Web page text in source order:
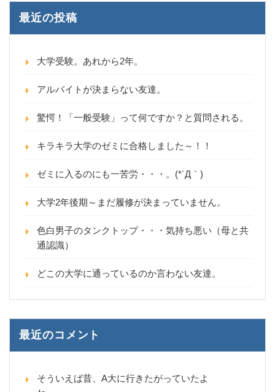
最近の投稿
大学受験。あれから2年。
アルバイトが決まらない友達。
驚愕！「一般受験」って何ですか？と質問される。
キラキラ大学のゼミに合格しました～！！
ゼミに入るのにも一苦労・・・。(*´Д｀)
大学2年後期～まだ履修が決まっていません。
色白男子のタンクトップ・・・気持ち悪い（母と共
通認識）
どこの大学に通っているのか言わない友達。
最近のコメント
そういえば昔、A大に行きたがっていたよ